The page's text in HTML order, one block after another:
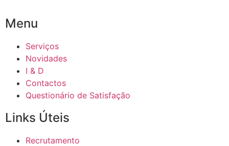
Menu
Serviços
Novidades
I & D
Contactos
Questionário de Satisfação
Links Úteis
Recrutamento